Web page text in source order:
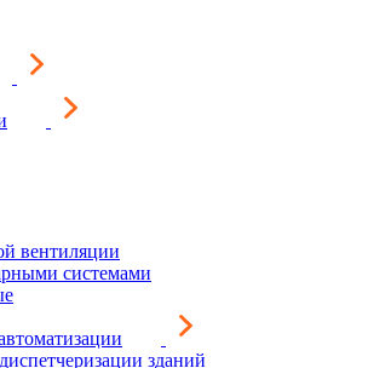
вентиляции
системами
зданий